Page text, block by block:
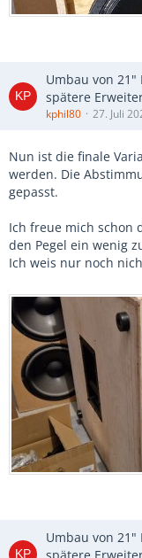
Umbau von 21"
spätere
kphil80 27. Juli
Nun ist die finale
werden. Die
gepasst.
Ich freue mich schon
den Pegel ein wenig
Ich weis nur noch
Umbau von 21"